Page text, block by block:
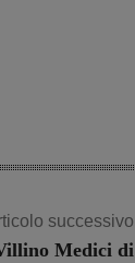
successivo
Medici di